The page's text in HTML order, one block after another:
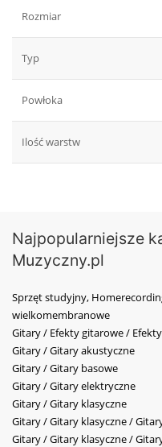
Rozmiar
Typ
Powłoka
Ilość warstw
Najpopularniejsze
Muzyczny.pl
Sprzęt studyjny,
wielkomembranowe
Gitary / Efekty gitarowe /
Gitary / Gitary akustyczne
Gitary / Gitary basowe
Gitary / Gitary elektryczne
Gitary / Gitary klasyczne
Gitary / Gitary klasyczne /
Gitary / Gitary klasyczne /